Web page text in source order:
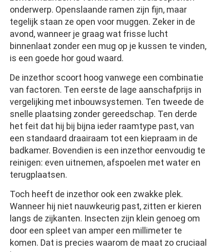
onderwerp. Openslaande ramen zijn fijn, maar
tegelijk staan ze open voor muggen. Zeker in de
avond, wanneer je graag wat frisse lucht
binnenlaat zonder een mug op je kussen te vinden,
is een goede hor goud waard.
De inzethor scoort hoog vanwege een combinatie
van factoren. Ten eerste de lage aanschafprijs in
vergelijking met inbouwsystemen. Ten tweede de
snelle plaatsing zonder gereedschap. Ten derde
het feit dat hij bij bijna ieder raamtype past, van
een standaard draairaam tot een kiepraam in de
badkamer. Bovendien is een inzethor eenvoudig te
reinigen: even uitnemen, afspoelen met water en
terugplaatsen.
Toch heeft de inzethor ook een zwakke plek.
Wanneer hij niet nauwkeurig past, zitten er kieren
langs de zijkanten. Insecten zijn klein genoeg om
door een spleet van amper een millimeter te
komen. Dat is precies waarom de maat zo cruciaal